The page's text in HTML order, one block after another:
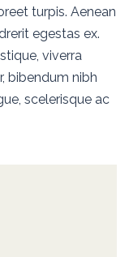
turpis. Aenean
egestas ex.
viverra
bibendum nibh
scelerisque ac